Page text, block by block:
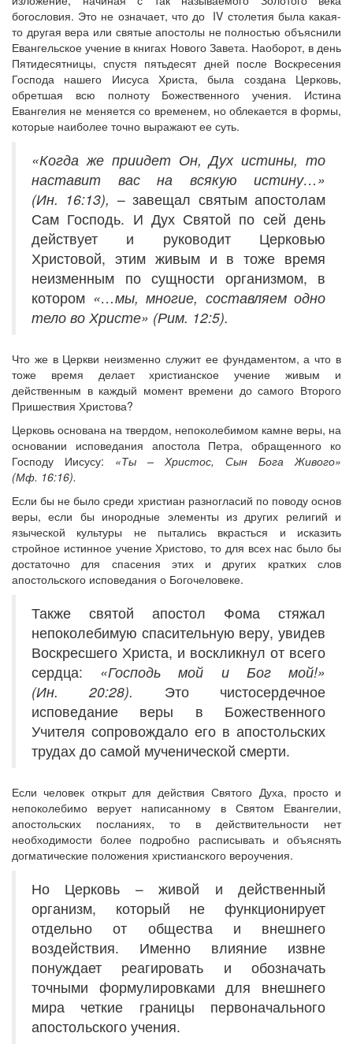
Онлайн трансляции
Веб-камеры
12 сентября 2015Название трансляции
12 сентября 2015Название трансляции
12 сентября 2015Название трансляции
12 сентября 2015Название трансляции
12 сентября 2015Название трансляции
12 сентября 2015Название трансляции
12 сентября 2015
Название трансляции
Перейти к архиву
богословия. Это не означает, что до IV столетия была какая-
то другая вера или святые апостолы не полностью объяснили
Евангельское учение в книгах Нового Завета. Наоборот, в день
Пятидесятницы, спустя пятьдесят дней после Воскресения
Господа нашего Иисуса Христа, была создана Церковь,
обретшая всю полноту Божественного учения. Истина
Евангелия не меняется со временем, но облекается в формы,
которые наиболее точно выражают ее суть.
«Когда же приидет Он, Дух истины, то
наставит вас на всякую истину…»
(Ин. 16:13), – завещал святым апостолам
Сам Господь. И Дух Святой по сей день
действует и руководит Церковью
Христовой, этим живым и в тоже время
неизменным по сущности организмом, в
котором «…мы, многие, составляем одно
тело во Христе» (Рим. 12:5).
Что же в Церкви неизменно служит ее фундаментом, а что в
тоже время делает христианское учение живым и
действенным в каждый момент времени до самого Второго
Пришествия Христова?
Церковь основана на твердом, непоколебимом камне веры, на
основании исповедания апостола Петра, обращенного ко
Господу Иисусу: «Ты – Христос, Сын Бога Живого»
(Мф. 16:16).
Если бы не было среди христиан разногласий по поводу основ
веры, если бы инородные элементы из других религий и
языческой культуры не пытались вкрасться и исказить
стройное истинное учение Христово, то для всех нас было бы
достаточно для спасения этих и других кратких слов
апостольского исповедания о Богочеловеке.
Также святой апостол Фома стяжал
непоколебимую спасительную веру, увидев
Воскресшего Христа, и воскликнул от всего
сердца: «Господь мой и Бог мой!»
(Ин. 20:28). Это чистосердечное
исповедание веры в Божественного
Учителя сопровождало его в апостольских
трудах до самой мученической смерти.
Если человек открыт для действия Святого Духа, просто и
непоколебимо верует написанному в Святом Евангелии,
апостольских посланиях, то в действительности нет
необходимости более подробно расписывать и объяснять
догматические положения христианского вероучения.
Но Церковь – живой и действенный
организм, который не функционирует
отдельно от общества и внешнего
воздействия. Именно влияние извне
понуждает реагировать и обозначать
точными формулировками для внешнего
мира четкие границы первоначального
апостольского учения.